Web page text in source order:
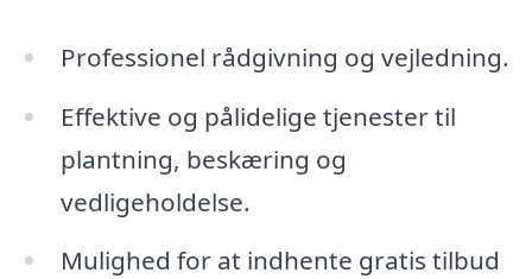
Professionel rådgivning og vejledning.
Effektive og pålidelige tjenester til
plantning, beskæring og
vedligeholdelse.
Mulighed for at indhente gratis tilbud